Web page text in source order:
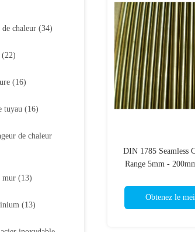
de chaleur (34)
(22)
(16)
tuyau (16)
de chaleur
mur (13)
(13)
DIN 1785 Seamless
Range 5mm -
Obtenez le